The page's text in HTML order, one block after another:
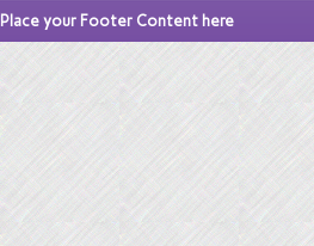
Place your Footer Content here